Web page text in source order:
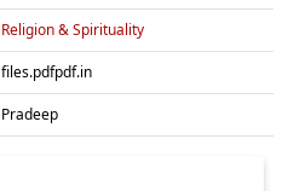
Religion & Spirituality
files.pdfpdf.in
Pradeep